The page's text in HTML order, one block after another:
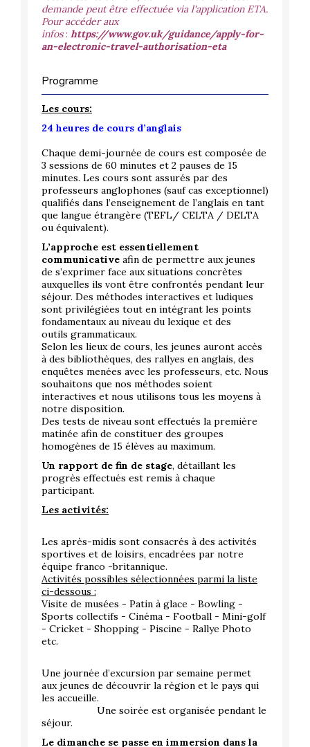
demande peut être effectuée via l'application ETA.
Pour accéder aux
infos: https://www.gov.uk/guidance/apply-for-
an-electronic-travel-authorisation-eta
Programme
Les cours:
24 heures de cours d’anglais
Chaque demi-journée de cours est composée de
3 sessions de 60 minutes et 2 pauses de 15
minutes. Les cours sont assurés par des
professeurs anglophones (sauf cas exceptionnel)
qualifiés dans l’enseignement de l’anglais en tant
que langue étrangère (TEFL/ CELTA / DELTA
ou équivalent).
L’approche est essentiellement
communicative afin de permettre aux jeunes
de s’exprimer face aux situations concrètes
auxquelles ils vont être confrontés pendant leur
séjour. Des méthodes interactives et ludiques
sont privilégiées tout en intégrant les points
fondamentaux au niveau du lexique et des
outils grammaticaux.
Selon les lieux de cours, les jeunes auront accès
à des bibliothèques, des rallyes en anglais, des
enquêtes menées avec les professeurs, etc. Nous
souhaitons que nos méthodes soient
interactives et nous utilisons tous les moyens à
notre disposition.
Des tests de niveau sont effectués la première
matinée afin de constituer des groupes
homogènes de 15 élèves au maximum.
Un rapport de fin de stage, détaillant les
progrès effectués est remis à chaque
participant.
Les activités:
Les après-midis sont consacrés à des activités
sportives et de loisirs, encadrées par notre
équipe franco -britannique.
Activités possibles sélectionnées parmi la liste
ci-dessous :
Visite de musées - Patin à glace - Bowling -
Sports collectifs - Cinéma - Football - Mini-golf
- Cricket - Shopping - Piscine - Rallye Photo
etc.
Une journée d’excursion par semaine permet
aux jeunes de découvrir la région et le pays qui
les accueille.
Une soirée est organisée pendant le
séjour.
Le dimanche se passe en immersion dans la